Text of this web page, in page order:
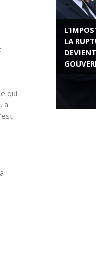
qui
a
LA
ROSE